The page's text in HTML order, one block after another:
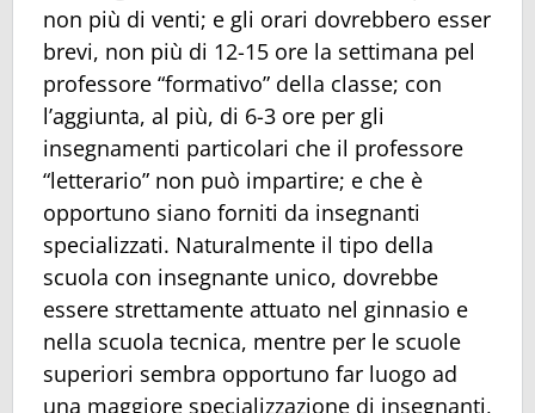
non più di venti; e gli orari dovrebbero esser
brevi, non più di 12-15 ore la settimana pel
professore “formativo” della classe; con
l’aggiunta, al più, di 6-3 ore per gli
insegnamenti particolari che il professore
“letterario” non può impartire; e che è
opportuno siano forniti da insegnanti
specializzati. Naturalmente il tipo della
scuola con insegnante unico, dovrebbe
essere strettamente attuato nel ginnasio e
nella scuola tecnica, mentre per le scuole
superiori sembra opportuno far luogo ad
una maggiore specializzazione di insegnanti,